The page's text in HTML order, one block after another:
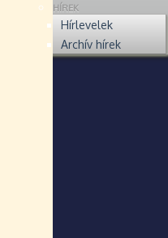
HÍREK
Hírlevelek
Archív hírek